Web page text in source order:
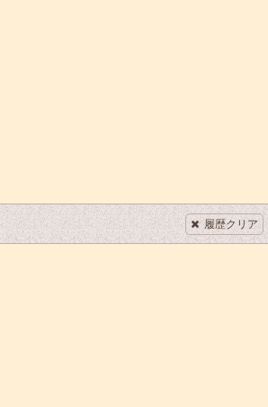
履歴クリア